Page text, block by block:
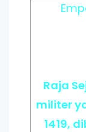
Raja
militer
1419,